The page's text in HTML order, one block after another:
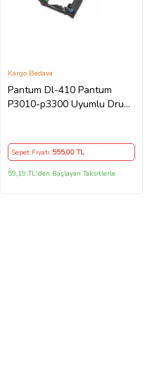
Pantum Dl-410 Pantum
P3010-p3300 Uyumlu Drum
Kargo Bedava
Sepet Fiyatı 555,00 TL
59,19 TL'den Başlayan Taksitlerle